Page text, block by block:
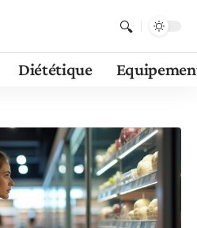
Diététique